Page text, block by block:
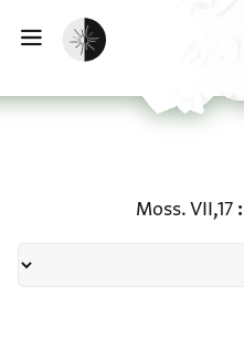
הפעלת מצב כהה
Moss. VII,17